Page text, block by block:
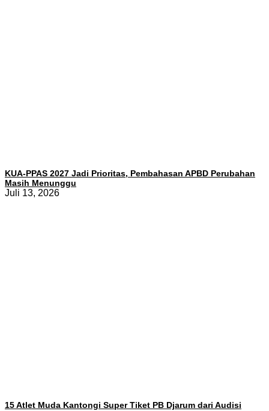
KUA-PPAS 2027 Jadi Prioritas, Pembahasan APBD Perubahan
Masih Menunggu
Juli 13, 2026
15 Atlet Muda Kantongi Super Tiket PB Djarum dari Audisi